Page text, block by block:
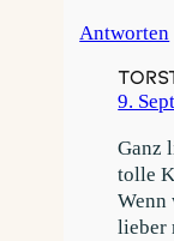
Antworten
9.
Ganz
tolle
Wenn
lieber